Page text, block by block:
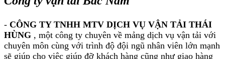
- CÔNG TY TNHH MTV DỊCH VỤ VẬN TẢI THÁI
HÙNG , một công ty chuyên về mảng dịch vụ vận tải với
chuyên môn cùng với trình độ đội ngũ nhân viên lớn mạnh
sẽ giúp cho việc giúp đỡ khách hàng cũng như giao hàng